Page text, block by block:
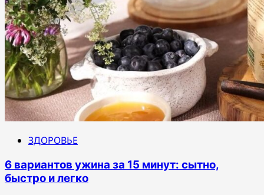
ЗДОРОВЬЕ
6 вариантов ужина за 15 минут: сытно,
быстро и легко